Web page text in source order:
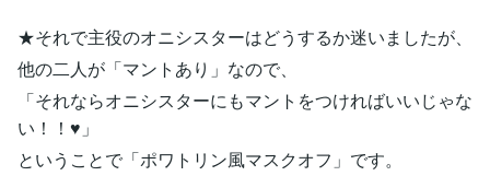
★それで主役のオニシスターはどうするか迷いましたが、
他の二人が「マントあり」なので、
「それならオニシスターにもマントをつければいいじゃな
い！！♥」
ということで「ポワトリン風マスクオフ」です。